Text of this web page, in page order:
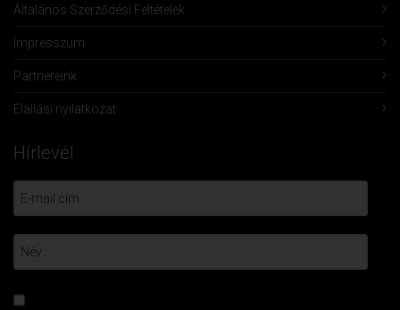
Általános Szerződési Feltételek
Impresszum
Partnereink
Elállási nyilatkozat
Hírlevél